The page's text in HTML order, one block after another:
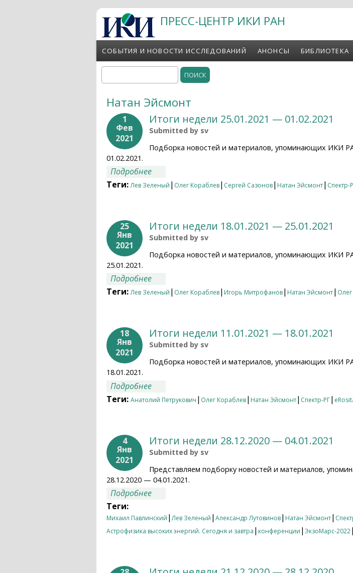
Перейти к основному содержанию ПРЕСС-ЦЕНТР ИКИ РАН
СОБЫТИЯ И НОВОСТИ ИССЛЕДОВАНИЙ АНОНСЫ БИБЛИОТЕКА
Форма поиска
Натан Эйсмонт
1
Фев
2021
Итоги недели 25.01.2021 — 01.02.2021
Submitted by sv
Подборка новостей и материалов, упоминающих ИКИ
01.02.2021.
Подробнее
Теги:Лев Зеленый | Олег Кораблев| Сергей Сазонов| Натан Эйсмонт| Спектр-
25
Янв
2021
Итоги недели 18.01.2021 — 25.01.2021
Submitted by sv
Подборка новостей и материалов, упоминающих ИКИ
25.01.2021.
Подробнее
Теги:Лев Зеленый | Олег Кораблев| Игорь Митрофанов| Натан Эйсмонт|
18
Янв
2021
Итоги недели 11.01.2021 — 18.01.2021
Submitted by sv
Подборка новостей и материалов, упоминающих ИКИ
18.01.2021.
Подробнее
Теги: Анатолий Петрукович | Олег Кораблев| Натан Эйсмонт| Спектр-РГ|
4
Янв
2021
Итоги недели 28.12.2020 — 04.01.2021
Submitted by sv
Представляем подборку новостей и материалов,
28.12.2020 — 04.01.2021.
Подробнее
Теги:
Михаил Павлинский |Лев Зеленый | Александр Лутовинов| Натан Эйсмонт|
Астрофизика высоких энергий. Сегодня и завтра | конференции | ЭкзоМарс-2022|